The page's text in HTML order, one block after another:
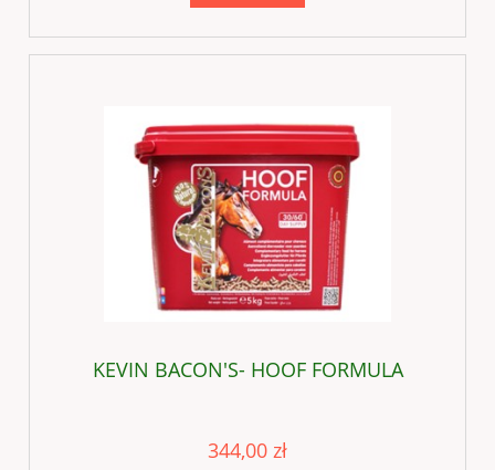
KEVIN BACON'S- HOOF FORMULA
344,00 zł